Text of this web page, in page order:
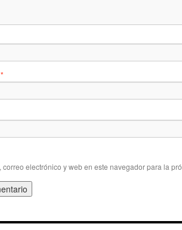
*
correo electrónico y web en este navegador para la